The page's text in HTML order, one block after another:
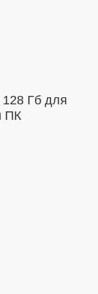
Гб для
ПК